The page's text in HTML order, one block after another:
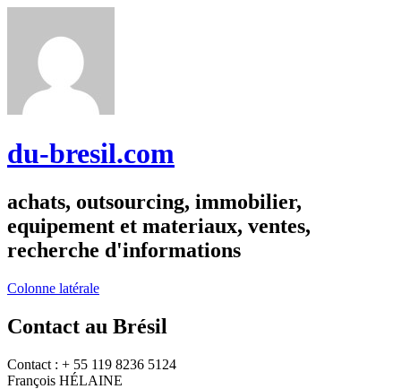
du-bresil.com
achats, outsourcing, immobilier,
equipement et materiaux, ventes,
recherche d'informations
Colonne latérale
Contact au Brésil
Contact : + 55 119 8236 5124
François HÉLAINE